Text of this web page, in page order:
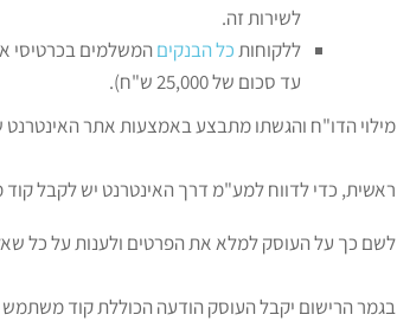
לשירות זה.
ללקוחותכל הבנקים
עד סכום של 25,000 ש"ח).
מילוי הדו"ח והגשתו מתבצע באמצעות אתר
ראשית, כדי לדווח למע"מ דרך האינטרנט יש לקבל
לשם כך על העוסק למלא את הפרטים ולענות על כל
בגמר הרישום יקבל העוסק הודעה הכוללת קוד משתמש